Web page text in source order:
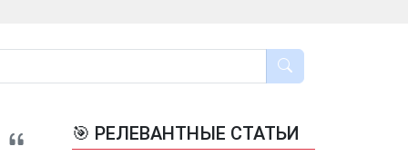
🎯 РЕЛЕВАНТНЫЕ СТАТЬИ